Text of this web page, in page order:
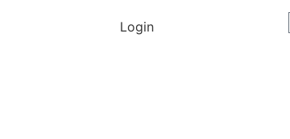
Login